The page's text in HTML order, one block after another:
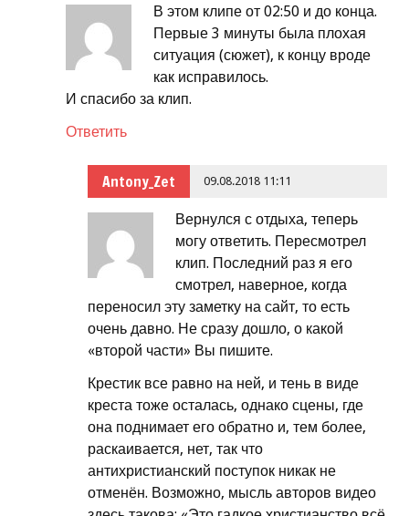
В этом клипе от 02:50 и до конца.
Первые 3 минуты была плохая
ситуация (сюжет), к концу вроде
как исправилось.
И спасибо за клип.
Ответить
Antony_Zet 09.08.2018 11:11
Вернулся с отдыха, теперь
могу ответить. Пересмотрел
клип. Последний раз я его
смотрел, наверное, когда
переносил эту заметку на сайт, то есть
очень давно. Не сразу дошло, о какой
«второй части» Вы пишите.
Крестик все равно на ней, и тень в виде
креста тоже осталась, однако сцены, где
она поднимает его обратно и, тем более,
раскаивается, нет, так что
антихристианский поступок никак не
отменён. Возможно, мысль авторов видео